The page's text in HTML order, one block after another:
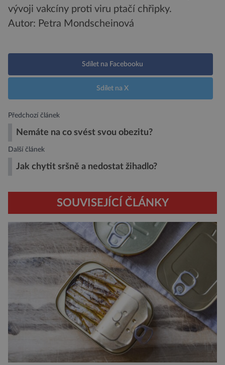
vývoji vakcíny proti viru ptačí chřipky.
Autor: Petra Mondscheinová
Sdílet na Facebooku
Sdílet na X
Předchozí článek
Nemáte na co svést svou obezitu?
Další článek
Jak chytit sršně a nedostat žihadlo?
SOUVISEJÍCÍ ČLÁNKY